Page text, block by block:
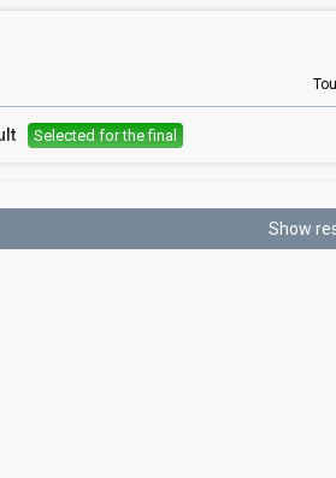
Selected for the final
Show